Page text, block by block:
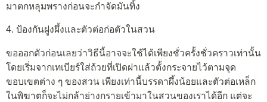
มาตกหลุมพรางก่อนจะกำจัดมันทิ้ง
4. ป้องกันฝูงผึ้งและตัวต่อก่อตัวในสวน
ขอออกตัวก่อนเลยว่าวิธีนี้อาจจะใช้ได้เพียงชั่วครั้งชั่วคราวเท่านั้น
โดยเริ่มจากเทเบียร์ใส่ถ้วยที่เปิดฝาแล้วตั้งกระจายไว้ตามจุด
ขอบเขตต่าง ๆ ของสวน เพียงเท่านี้บรรดาผึ้งน้อยและตัวต่อเหล็ก
ในพิฆาตก็จะไม่กล้าย่างกรายเข้ามาในสวนของเราได้อีก แต่จะ